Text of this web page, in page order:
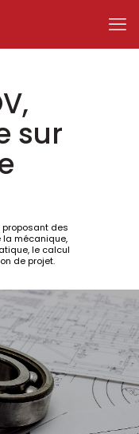
proposant des
mécanique,
le calcul
de projet.
sur